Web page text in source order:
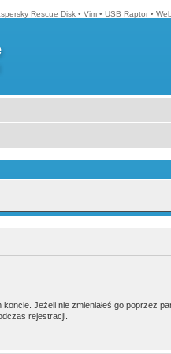
Rescue Disk • Vim • USB Raptor •
Jeżeli nie zmieniałeś go poprzez
rejestracji.